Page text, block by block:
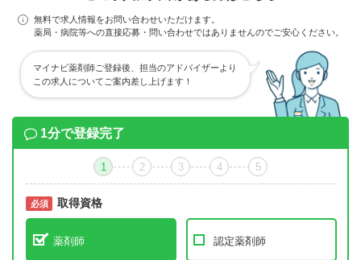
無料で求人情報をお問い合わせいただけます。
薬局・病院等への直接応募・問い合わせではありませんのでご安心ください。
マイナビ薬剤師ご登録後、担当のアドバイザーより
この求人についてご案内差し上げます！
1分で登録完了
1 2 3 4 5
必須 取得資格
薬剤師 認定薬剤師